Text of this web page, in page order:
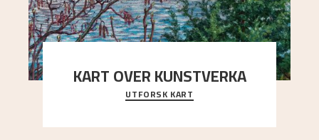
KART OVER KUNSTVERKA
Utforsk stedene og utsiktene i Astrups malerier
UTFORSK KART